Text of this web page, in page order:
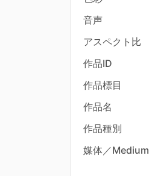
音声
アスペクト比
作品ID
作品標目
作品名
作品種別
媒体／Medium